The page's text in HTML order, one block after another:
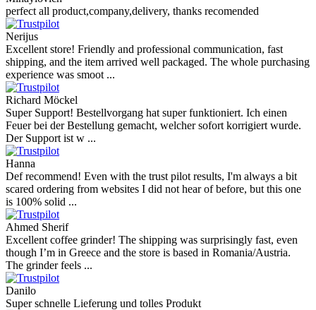
perfect all product,company,delivery, thanks recomended
Nerijus
Excellent store! Friendly and professional communication, fast
shipping, and the item arrived well packaged. The whole purchasing
experience was smoot ...
Richard Möckel
Super Support! Bestellvorgang hat super funktioniert. Ich einen
Feuer bei der Bestellung gemacht, welcher sofort korrigiert wurde.
Der Support ist w ...
Hanna
Def recommend! Even with the trust pilot results, I'm always a bit
scared ordering from websites I did not hear of before, but this one
is 100% solid ...
Ahmed Sherif
Excellent coffee grinder! The shipping was surprisingly fast, even
though I’m in Greece and the store is based in Romania/Austria.
The grinder feels ...
Danilo
Super schnelle Lieferung und tolles Produkt